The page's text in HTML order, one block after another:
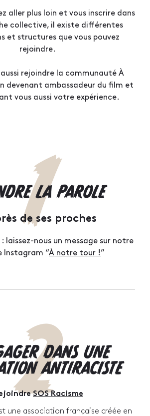
aller plus loin et vous inscrire dans
collective, il existe différentes
et structures que vous pouvez
rejoindre.
aussi rejoindre la communauté À
devenant ambassadeur du film et
vous aussi votre expérience.
LA PAROLE
1
de ses proches
laissez-nous un message sur notre
Instagram “À notre tour !”
DANS UNE
ANTIRACISTE
2
SOS Racisme
une association française créée en